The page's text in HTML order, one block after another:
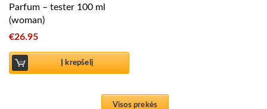
Parfum – tester 100 ml
(woman)
€26.95
Į krepšelį
Visos prekės